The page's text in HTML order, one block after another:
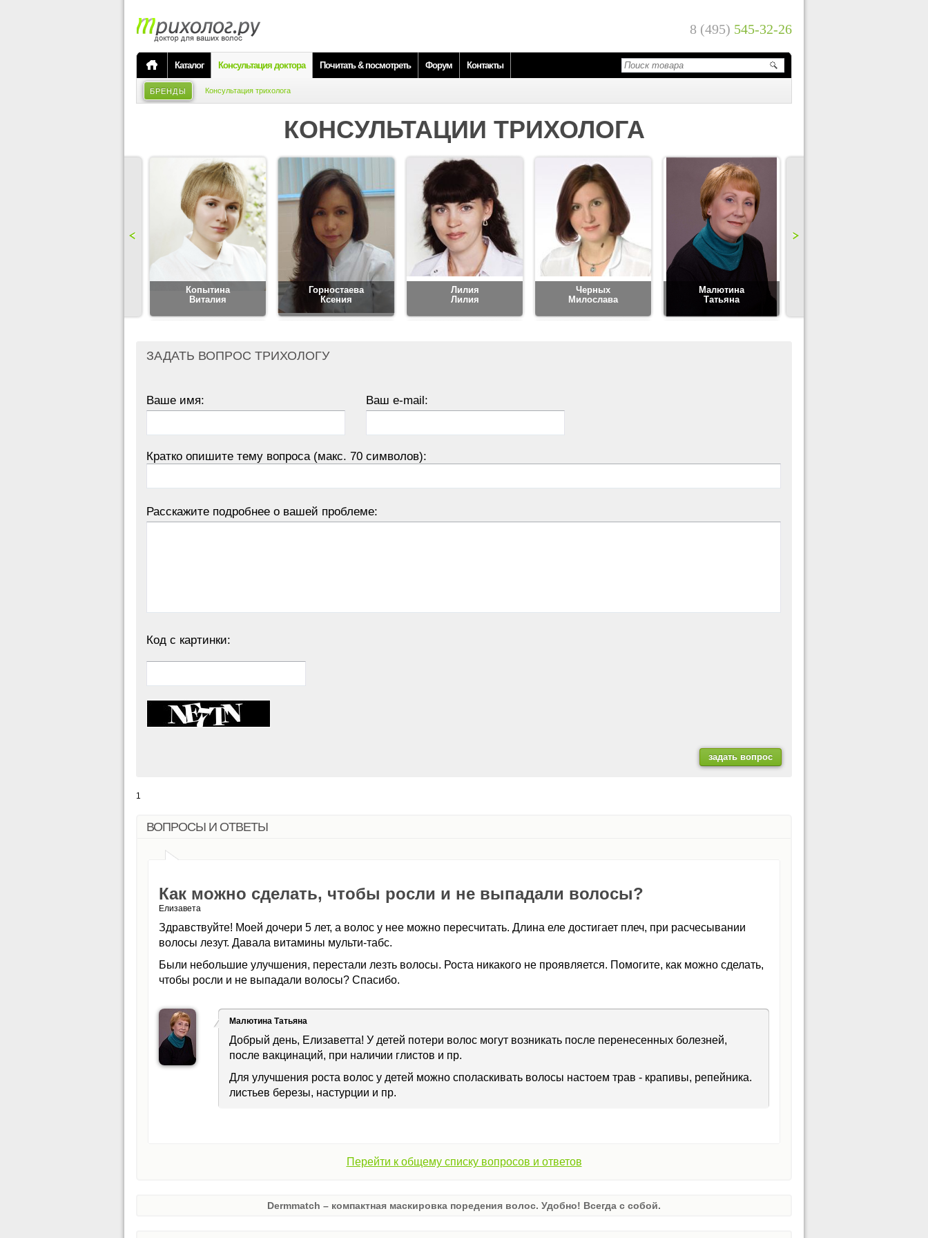
8 (495) 545-32-26
Каталог Консультация доктора Почитать & посмотреть Форум Контакты
БРЕНДЫ Консультация трихолога
КОНСУЛЬТАЦИИ ТРИХОЛОГА
Копытина
Виталия
Горностаева
Ксения
Лилия
Лилия
Черных
Милослава
Малютина
Татьяна
ЗАДАТЬ ВОПРОС ТРИХОЛОГУ
Ваше имя: Ваш e-mail:
Кратко опишите тему вопроса (макс. 70 символов):
Расскажите подробнее о вашей проблеме:
Код с картинки:
1
ВОПРОСЫ И ОТВЕТЫ
Как можно сделать, чтобы росли и не выпадали волосы?
Елизавета
Здравствуйте! Моей дочери 5 лет, а волос у нее можно пересчитать. Длина еле достигает плеч, при расчесывании
волосы лезут. Давала витамины мульти-табс.
Были небольшие улучшения, перестали лезть волосы. Роста никакого не проявляется. Помогите, как можно сделать,
чтобы росли и не выпадали волосы? Спасибо.
Малютина Татьяна
Добрый день, Елизаветта! У детей потери волос могут возникать после перенесенных болезней,
после вакцинаций, при наличии глистов и пр.
Для улучшения роста волос у детей можно споласкивать волосы настоем трав - крапивы, репейника.
листьев березы, настурции и пр.
Перейти к общему списку вопросов и ответов
Dermmatch – компактная маскировка поредения волос. Удобно! Всегда с собой.